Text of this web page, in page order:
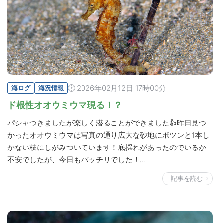
海ログ 海況情報 2026年02月12日 17時00分
ド根性オオウミウマ現る！？
パシャつきましたが楽しく潜ることができました👍昨日見つ
かったオオウミウマは写真の通り広大な砂地にポツンと1本し
かない枝にしがみついています！底揺れがあったのでいるか
不安でしたが、今日もバッチリでした！…
記事を読む